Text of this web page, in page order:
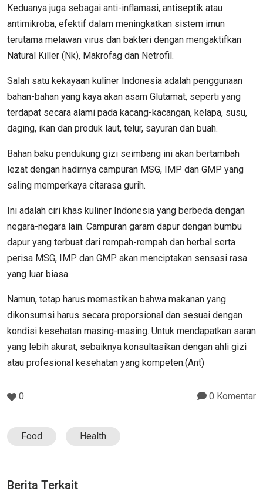
Keduanya juga sebagai anti-inflamasi, antiseptik atau
antimikroba, efektif dalam meningkatkan sistem imun
terutama melawan virus dan bakteri dengan mengaktifkan
Natural Killer (Nk), Makrofag dan Netrofil.
Salah satu kekayaan kuliner Indonesia adalah penggunaan
bahan-bahan yang kaya akan asam Glutamat, seperti yang
terdapat secara alami pada kacang-kacangan, kelapa, susu,
daging, ikan dan produk laut, telur, sayuran dan buah.
Bahan baku pendukung gizi seimbang ini akan bertambah
lezat dengan hadirnya campuran MSG, IMP dan GMP yang
saling memperkaya citarasa gurih.
Ini adalah ciri khas kuliner Indonesia yang berbeda dengan
negara-negara lain. Campuran garam dapur dengan bumbu
dapur yang terbuat dari rempah-rempah dan herbal serta
perisa MSG, IMP dan GMP akan menciptakan sensasi rasa
yang luar biasa.
Namun, tetap harus memastikan bahwa makanan yang
dikonsumsi harus secara proporsional dan sesuai dengan
kondisi kesehatan masing-masing. Untuk mendapatkan saran
yang lebih akurat, sebaiknya konsultasikan dengan ahli gizi
atau profesional kesehatan yang kompeten.(Ant)
0 0 Komentar
Food Health
Berita Terkait